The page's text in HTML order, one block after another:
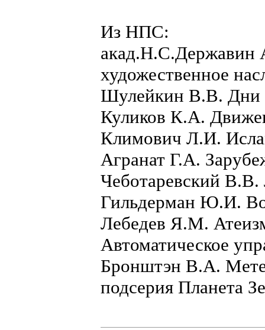
Из НПС:
акад.Н.С.Державин
художественное
Шулейкин В.В. Дни
Куликов К.А.
Климович Л.И.
Агранат Г.А.
Чеботаревский В.В.
Гильдерман Ю.И.
Лебедев Я.М.
Автоматическое
Бронштэн В.А.
подсерия Планета